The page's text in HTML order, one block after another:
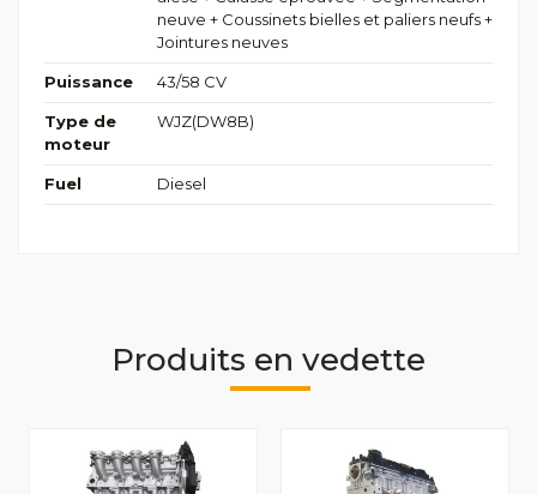
neuve + Coussinets bielles et paliers neufs +
Jointures neuves
Puissance 43/58 CV
Type de
moteur
WJZ(DW8B)
Fuel Diesel
Produits en vedette